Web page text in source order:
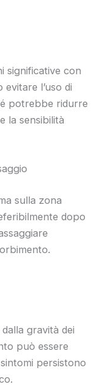
significative con
l’uso di
potrebbe ridurre
la sensibilità
sulla zona
dopo
gravità dei
può essere
persistono